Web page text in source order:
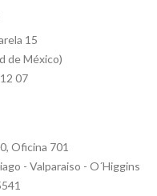
15
de México)
07
Oficina 701
- Valparaiso - O´Higgins